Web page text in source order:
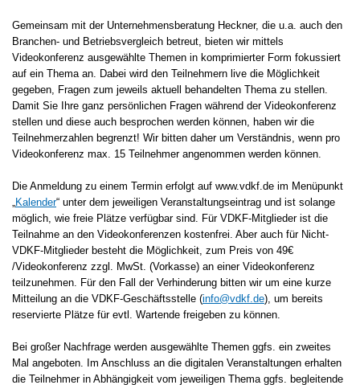
Gemeinsam mit der Unternehmensberatung Heckner, die u.a. auch den
Branchen- und Betriebsvergleich betreut, bieten wir mittels
Videokonferenz ausgewählte Themen in komprimierter Form fokussiert
auf ein Thema an. Dabei wird den Teilnehmern live die Möglichkeit
gegeben, Fragen zum jeweils aktuell behandelten Thema zu stellen.
Damit Sie Ihre ganz persönlichen Fragen während der Videokonferenz
stellen und diese auch besprochen werden können, haben wir die
Teilnehmerzahlen begrenzt! Wir bitten daher um Verständnis, wenn pro
Videokonferenz max. 15 Teilnehmer angenommen werden können.
Die Anmeldung zu einem Termin erfolgt auf www.vdkf.de im Menüpunkt
Kalender“ unter dem jeweiligen Veranstaltungseintrag und ist solange
möglich, wie freie Plätze verfügbar sind. Für VDKF-Mitglieder ist die
Teilnahme an den Videokonferenzen kostenfrei. Aber auch für Nicht-
VDKF-Mitglieder besteht die Möglichkeit, zum Preis von 49€
/Videokonferenz zzgl. MwSt. (Vorkasse) an einer Videokonferenz
teilzunehmen. Für den Fall der Verhinderung bitten wir um eine kurze
Mitteilung an die VDKF-Geschäftsstelle (info@vdkf.de), um bereits
reservierte Plätze für evtl. Wartende freigeben zu können.
Bei großer Nachfrage werden ausgewählte Themen ggfs. ein zweites
Mal angeboten. Im Anschluss an die digitalen Veranstaltungen erhalten
die Teilnehmer in Abhängigkeit vom jeweiligen Thema ggfs. begleitende